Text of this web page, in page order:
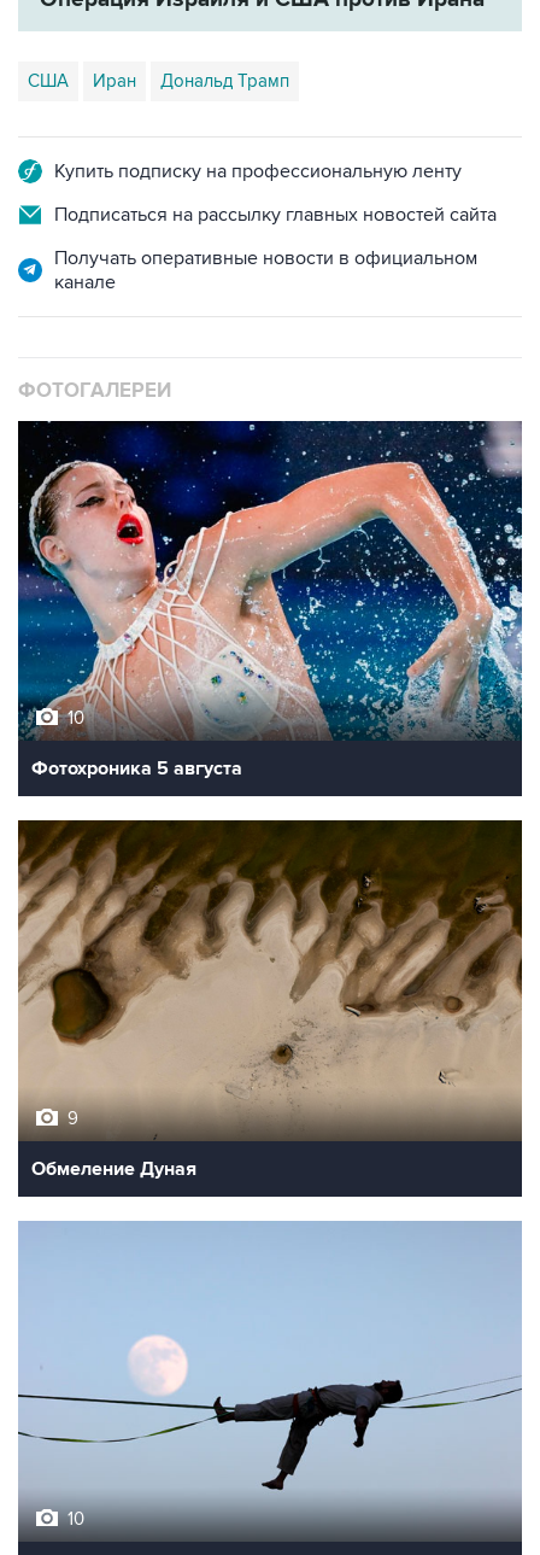
США Иран Дональд Трамп
Купить подписку на профессиональную ленту
Подписаться на рассылку главных новостей сайта
Получать оперативные новости в официальном
канале
ФОТОГАЛЕРЕИ
10
Фотохроника 5 августа
9
Обмеление Дуная
10